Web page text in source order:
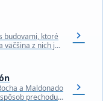
budovami, ktoré
väčšina z nich je
chevron_right
a Maldonado
prechodu
chevron_right